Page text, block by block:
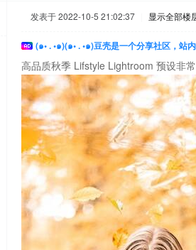
发表于 2022-10-5 21:02:37 显示全部楼
(๑• . •๑)(๑• . •๑)豆壳是一个分享社区，站
高品质秋季 Lifstyle Lightroom 预设非